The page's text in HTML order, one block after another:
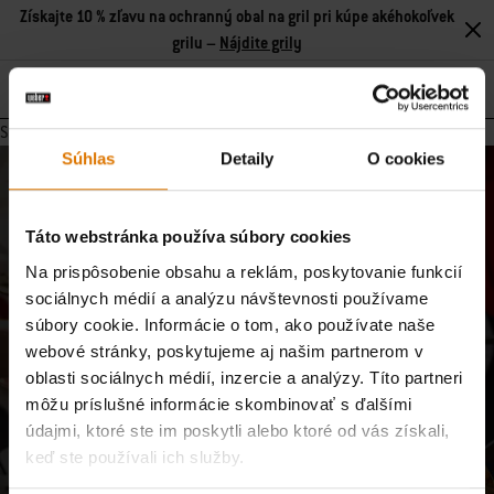
Súhlas Detaily O cookies
Táto webstránka používa súbory cookies
Na prispôsobenie obsahu a reklám, poskytovanie funkcií
sociálnych médií a analýzu návštevnosti používame
súbory cookie. Informácie o tom, ako používate naše
webové stránky, poskytujeme aj našim partnerom v
oblasti sociálnych médií, inzercie a analýzy. Títo partneri
môžu príslušné informácie skombinovať s ďalšími
údajmi, ktoré ste im poskytli alebo ktoré od vás získali,
keď ste používali ich služby.
Search
Získajte 10 % zľavu na ochranný obal na gril pri kúpe akéhokoľvek
grilu – Nájdite grily
Stránka neobsahuje žiadny obsah.
Pridajte sa k našej komunite
E-mailové aktualizácie od našej komunity majstrov grilovania,
nadšencov jedla a milovníkov varenia v prírode.
E-mailová adresa Prihlásiť sa
Zaregistrujte ma na odber e-mailov od spoločností Weber-Stephen Deutschland
GmbH a Weber-Stephen CZ&SK spol. s r.o., aby som dostával exkluzívny obsah
Weber, ako sú recepty, informácie o výrobkoch, nadchádzajúce podujatia a
spotrebiteľské prieskumy, a to s použitím informácií, ktoré som poskytol pri